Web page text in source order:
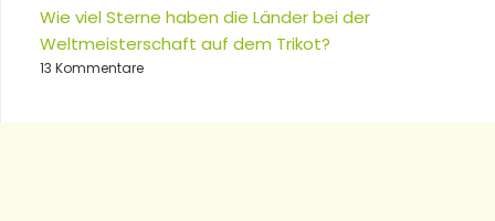
Wie viel Sterne haben die Länder bei der
Weltmeisterschaft auf dem Trikot?
13 Kommentare